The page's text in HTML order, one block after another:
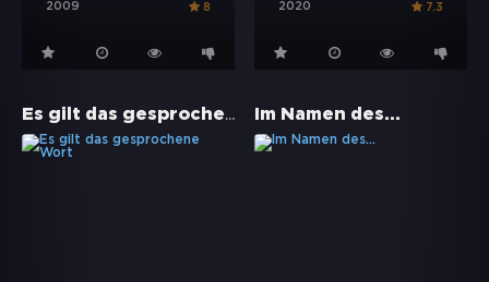
2009 8 2020 7.3
Es gilt das gesprochene Wort Im Namen des...